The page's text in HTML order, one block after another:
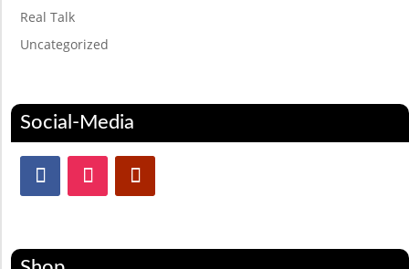
Real Talk
Uncategorized
Social-Media